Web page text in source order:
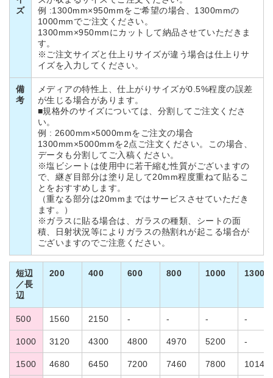
ズ
例 :1300mm×950mmをご希望の場合、1300mmの
1000mmでご注文ください。
1300mm×950mmにカットして納品させていただきま
す。
※ご注文サイズと仕上りサイズが違う場合は仕上りサ
イズを入力してください。
備
考
メディアの特性上、仕上がりサイズが0.5%程度の誤差
が生じる場合があります。
■規格外のサイズについては、分割してご注文くださ
い。
例 : 2600mm×5000mmをご注文の場合
1300mm×5000mmを2点ご注文ください。この場合、
データも分割してご入稿ください。
※塩ビシートは使用中に若干縮む性質がございますの
で、継ぎ目部分は塗り足して20mm程度重ねて貼るこ
とをおすすめします。
（重なる部分は20mmまではサービスさせていただき
ます。）
※ガラスに貼る場合は、ガラスの種類、シートの面
積、日射状況等によりガラスの熱割れが起こる場合が
ございますのでご注意ください。
短辺
／長
辺
200 400 600 800 1000 1300
500 1560 2150 - - - -
1000 3120 4300 4800 4970 5200 -
1500 4680 6450 7200 7460 7800 10140